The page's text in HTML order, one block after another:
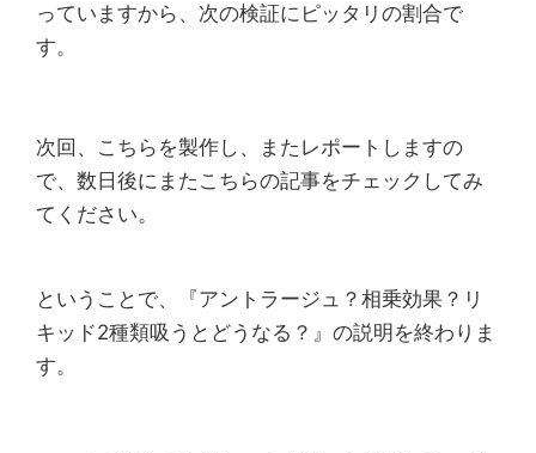
っていますから、次の検証にピッタリの割合で
す。
次回、こちらを製作し、またレポートしますの
で、数日後にまたこちらの記事をチェックしてみ
てください。
ということで、『アントラージュ？相乗効果？リ
キッド2種類吸うとどうなる？』の説明を終わりま
す。